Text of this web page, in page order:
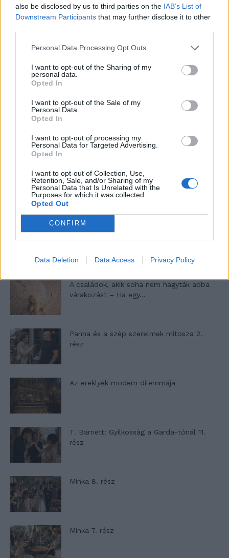
also be disclosed by us to third parties on the IAB’s List of
Downstream Participants that may further disclose it to other
Personal Data Processing Opt Outs
I want to opt-out of the Sharing of my
personal data.
Opted In
I want to opt-out of the Sale of my
Personal Data.
Opted In
I want to opt-out of processing my
Personal Data for Targeted Advertising.
Opted In
I want to opt-out of Collection, Use,
Retention, Sale, and/or Sharing of my
Personal Data that Is Unrelated with the
Purposes for which it was collected.
Opted Out
CONFIRM
Data Deletion Data Access Privacy Policy
Máltai kaland 7.
10 tanács, ha jobban akarod érezni magad
a hétköznapokban
Egy ház, amely a tengerre és a fényre
A családok, akik soha nem hagyták abba
várakozást – Ha egy...
Panna és a szép szerelmek mítosza 2.
rész
Az ereklyék modern dilemmája
T. Barnett: Gyilkosság a Garda-tónál 11.
rész
Minka 8. rész
Minka 7. rész